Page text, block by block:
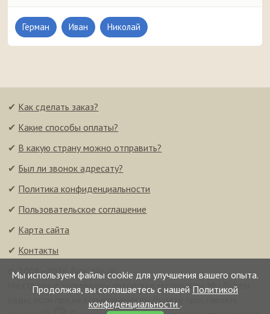
Герман Иван Николай
Мы используем файлы cookie для улучшения вашего опыта.
Продолжая, вы соглашаетесь с нашей Политикой
конфиденциальности .
✔ Как сделать заказ?
✔ Какие способы оплаты?
✔ В какую страну можно отправить?
✔ Был ли звонок адресату?
✔ Политика конфиденциальности
✔ Пользовательское соглашение
✔ Карта сайта
✔ Контакты
© 2008–2026 FunCalls.ru
На странице размещены авторские материалы. Мы будем
рады, если при их копировании вы будете проставлять